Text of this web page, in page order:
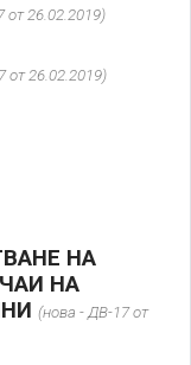
от 26.02.2019)
от 26.02.2019)
НА
НА
(нова - ДВ-17 от